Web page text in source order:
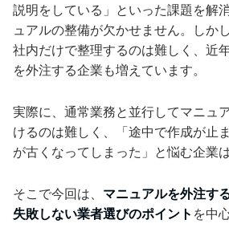
説明をしている」といった課題を解
ュアルの整備が欠かせません。しか
社内だけで整理するのは難しく、近
を外注する企業も増えています。
実際に、通常業務と並行してマニュ
けるのは難しく、「途中で作成が止
が古くなってしまった」と悩む企業
そこで今回は、 マニュアルを外注す
失敗しない業者選びのポイント を中